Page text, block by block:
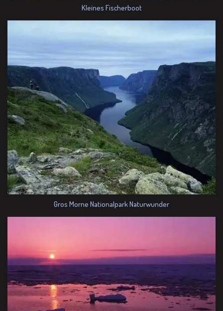
Kleines Fischerboot
Gros Morne Nationalpark Naturwunder